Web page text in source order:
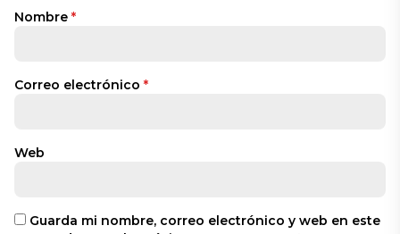
Nombre *
Correo electrónico *
Web
Guarda mi nombre, correo electrónico y web en este